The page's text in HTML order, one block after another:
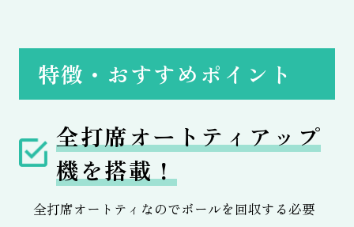
特徴・おすすめポイント
全打席オートティアップ
機を搭載！
全打席オートティなのでボールを回収する必要